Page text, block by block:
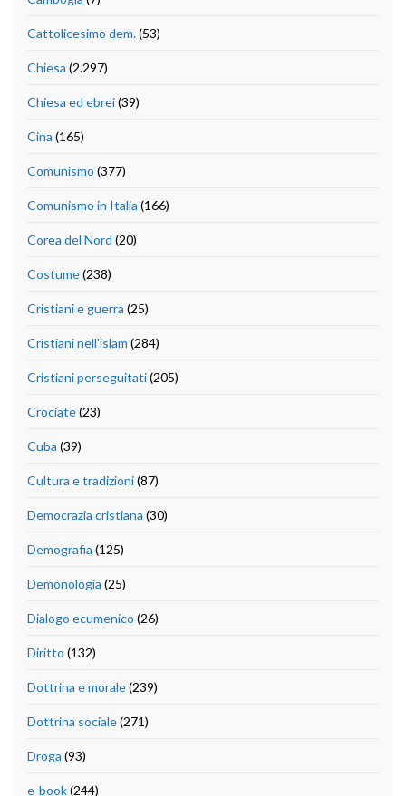
Cattolicesimo dem.(53)
Chiesa (2.297)
Chiesa ed ebrei(39)
Cina (165)
Comunismo (377)
Comunismo in Italia (166)
Corea del Nord (20)
Costume(238)
Cristiani e guerra (25)
Cristiani nell'islam (284)
Cristiani perseguitati(205)
Crociate(23)
Cuba (39)
Cultura e tradizioni(87)
Democrazia cristiana (30)
Demografia (125)
Demonologia (25)
Dialogo ecumenico (26)
Diritto (132)
Dottrina e morale(239)
Dottrina sociale(271)
Droga (93)
e-book(244)